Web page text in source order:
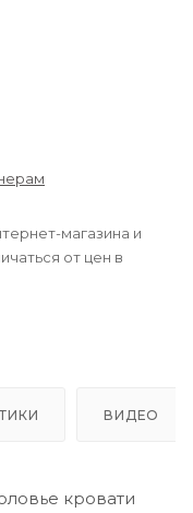
магазина и
от цен в
ВИДЕО
кровати